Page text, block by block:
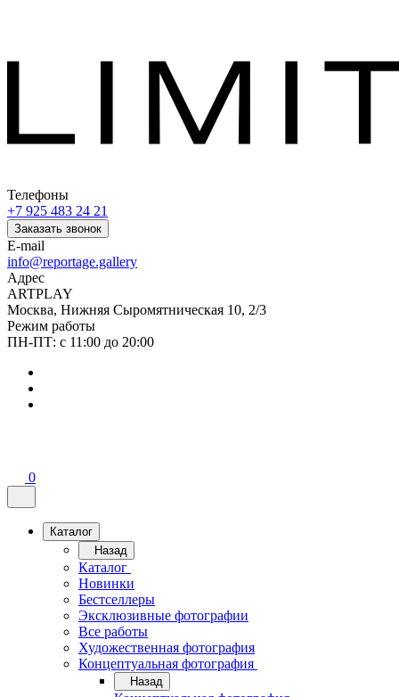
Телефоны
+7 925 483 24 21
Заказать звонок
E-mail
info@reportage.gallery
Адрес
ARTPLAY
Москва, Нижняя Сыромятническая 10, 2/3
Режим работы
ПН-ПТ: с 11:00 до 20:00
0
Каталог
Назад
Каталог
Новинки
Бестселлеры
Эксклюзивные фотографии
Все работы
Художественная фотография
Концептуальная фотография
Назад